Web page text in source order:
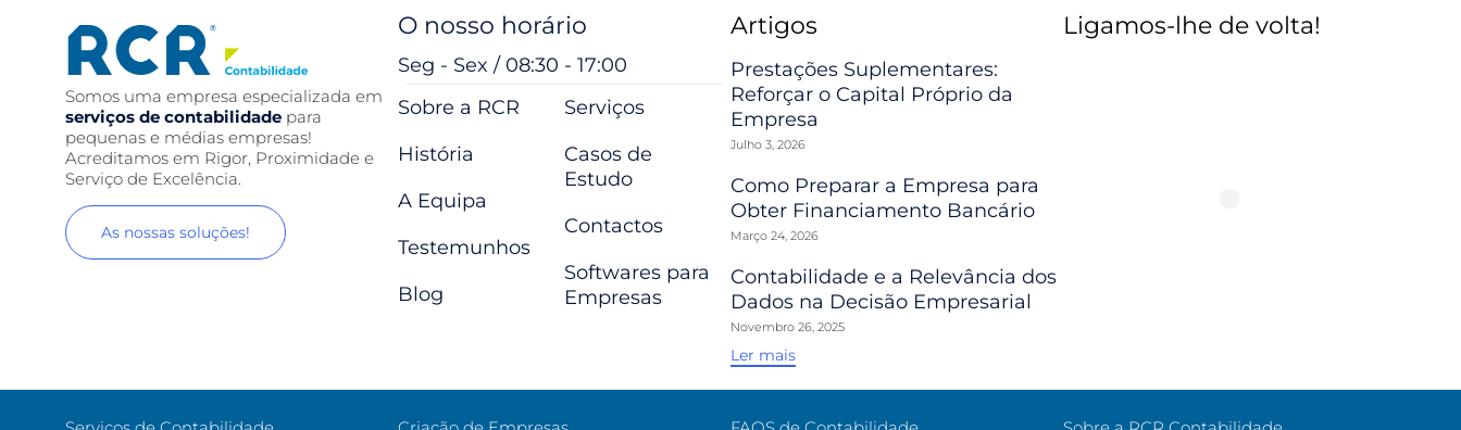
Somos uma empresa especializada em
serviços de contabilidade para
pequenas e médias empresas!
Acreditamos em Rigor, Proximidade e
Serviço de Excelência.
As nossas soluções!
O nosso horário
Seg - Sex / 08:30 - 17:00
Sobre a RCR
História
A Equipa
Testemunhos
Blog
Serviços
Casos de
Estudo
Contactos
Softwares para
Empresas
Artigos
Prestações Suplementares:
Reforçar o Capital Próprio da
Empresa
Julho 3, 2026
Como Preparar a Empresa para
Obter Financiamento Bancário
Março 24, 2026
Contabilidade e a Relevância dos
Dados na Decisão Empresarial
Novembro 26, 2025
Ler mais
Ligamos-lhe de volta!